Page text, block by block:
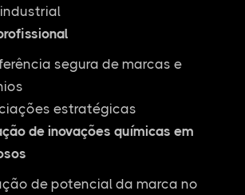
segura de marcas e
estratégicas
de inovações químicas em
de potencial da marca no